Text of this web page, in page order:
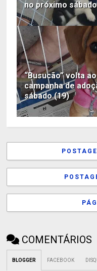
no próximo
“Busucão” volta
campanha de
sábado (19)
COMENTÁRIOS
BLOGGER FACEBOOK